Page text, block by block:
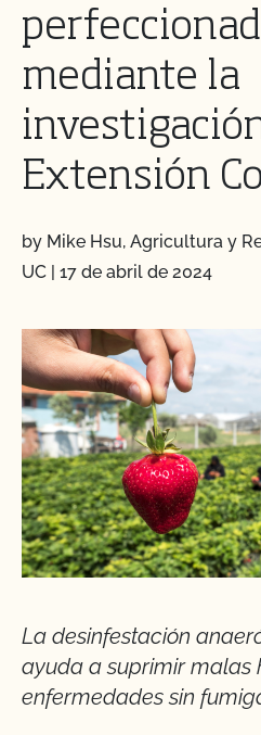
mediante la
Extensión
by Mike Hsu, Agricultura y
UC | 17 de abril de 2024
La desinfestación
ayuda a suprimir malas
enfermedades sin